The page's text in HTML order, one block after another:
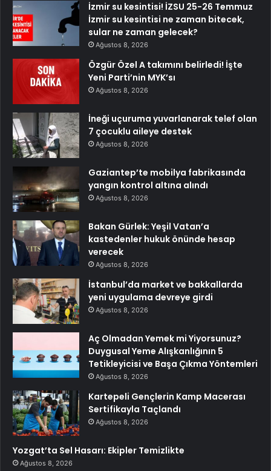
İzmir su kesintisi! İZSU 25-26 Temmuz
İzmir su kesintisi ne zaman bitecek,
sular ne zaman gelecek?
Ağustos 8, 2026
Özgür Özel A takımını belirledi! İşte
Yeni Parti’nin MYK’sı
Ağustos 8, 2026
İneği uçuruma yuvarlanarak telef olan
7 çocuklu aileye destek
Ağustos 8, 2026
Gaziantep’te mobilya fabrikasında
yangın kontrol altına alındı
Ağustos 8, 2026
Bakan Gürlek: Yeşil Vatan’a
kastedenler hukuk önünde hesap
verecek
Ağustos 8, 2026
İstanbul’da market ve bakkallarda
yeni uygulama devreye girdi
Ağustos 8, 2026
Aç Olmadan Yemek mi Yiyorsunuz?
Duygusal Yeme Alışkanlığının 5
Tetikleyicisi ve Başa Çıkma Yöntemleri
Ağustos 8, 2026
Kartepeli Gençlerin Kamp Macerası
Sertifikayla Taçlandı
Ağustos 8, 2026
Yozgat’ta Sel Hasarı: Ekipler Temizlikte
Ağustos 8, 2026